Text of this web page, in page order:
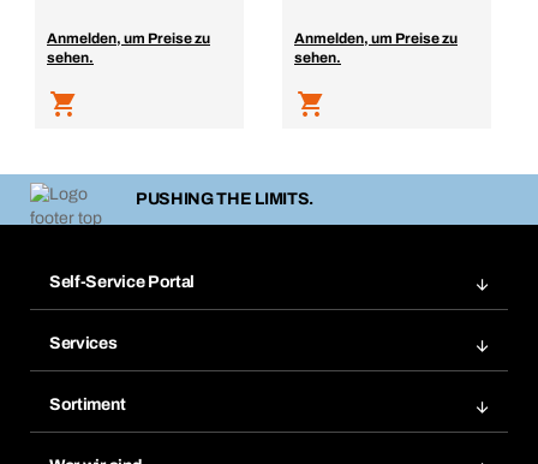
Anmelden, um Preise zu
sehen.
Anmelden, um Preise zu
sehen.
PUSHING THE LIMITS.
Self-Service Portal
Merklisten
Nachbestellungen
Services
Chemical Safety Management
Sortiment